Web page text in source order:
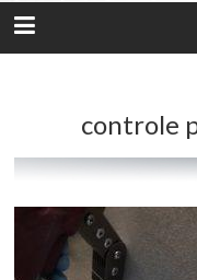
controle